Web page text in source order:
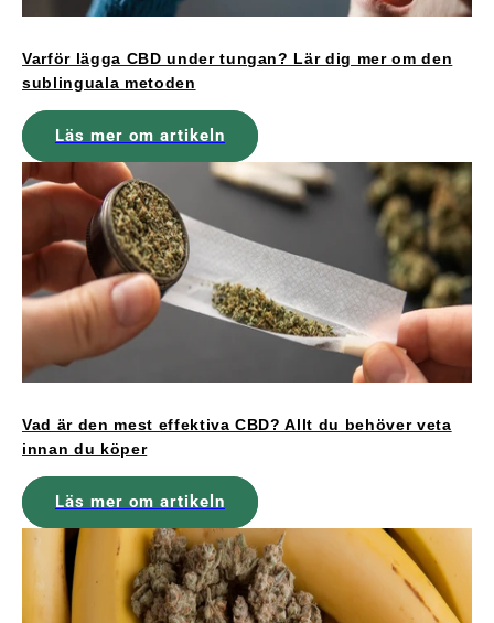
Varför lägga CBD under tungan? Lär dig mer om den
sublinguala metoden
Läs mer om artikeln
Vad är den mest effektiva CBD? Allt du behöver veta
innan du köper
Läs mer om artikeln